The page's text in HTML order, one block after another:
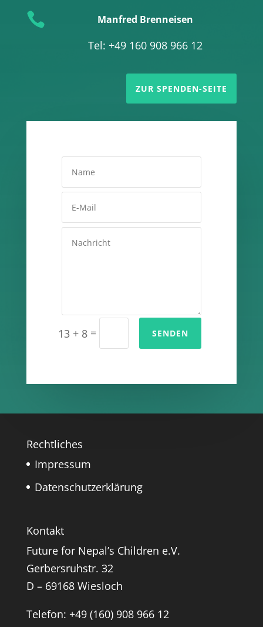
 Manfred Brenneisen
Tel: +49 160 908 966 12
ZUR SPENDEN-SEITE
13 + 8 = SENDEN
Rechtliches
Impressum
Datenschutzerklärung
Kontakt
Future for Nepal’s Children e.V.
Gerbersruhstr. 32
D – 69168 Wiesloch
Telefon: +49 (160) 908 966 12